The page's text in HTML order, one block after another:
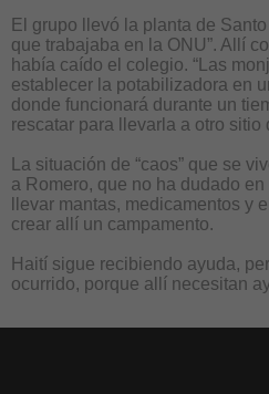
El grupo llevó la planta de
que trabajaba en la ONU”. Allí
había caído el colegio. “Las
establecer la potabilizadora en
donde funcionará durante un
rescatar para llevarla a otro sitio
La situación de “caos” que se
a Romero, que no ha dudado
llevar mantas, medicamentos
crear allí un campamento.
Haití sigue recibiendo ayuda,
ocurrido, porque allí necesitan